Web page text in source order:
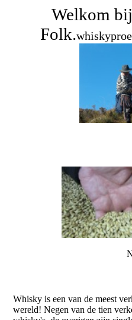
Welkom
Folk.
Whisky is een van de meest
wereld! Negen van de tien